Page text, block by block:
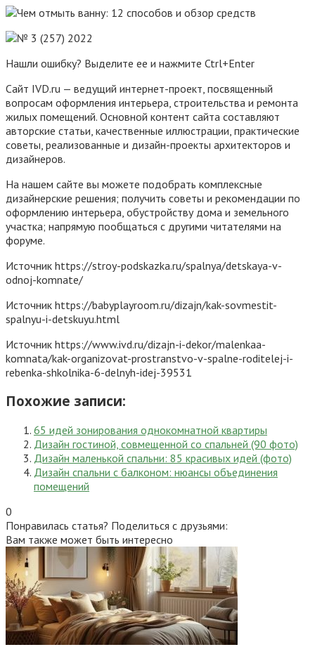
Нашли ошибку? Выделите ее и нажмите Ctrl+Enter
Сайт IVD.ru — ведущий интернет-проект, посвященный
вопросам оформления интерьера, строительства и ремонта
жилых помещений. Основной контент сайта составляют
авторские статьи, качественные иллюстрации, практические
советы, реализованные и дизайн-проекты архитекторов и
дизайнеров.
На нашем сайте вы можете подобрать комплексные
дизайнерские решения; получить советы и рекомендации по
оформлению интерьера, обустройству дома и земельного
участка; напрямую пообщаться с другими читателями на
форуме.
Источник https://stroy-podskazka.ru/spalnya/detskaya-v-
odnoj-komnate/
Источник https://babyplayroom.ru/dizajn/kak-sovmestit-
spalnyu-i-detskuyu.html
Источник https://www.ivd.ru/dizajn-i-dekor/malenkaa-
komnata/kak-organizovat-prostranstvo-v-spalne-roditelej-i-
rebenka-shkolnika-6-delnyh-idej-39531
Похожие записи:
65 идей зонирования однокомнатной квартиры
Дизайн гостиной, совмещенной со спальней (90 фото)
Дизайн маленькой спальни: 85 красивых идей (фото)
Дизайн спальни с балконом: нюансы объединения
помещений
0
Понравилась статья? Поделиться с друзьями:
Вам также может быть интересно